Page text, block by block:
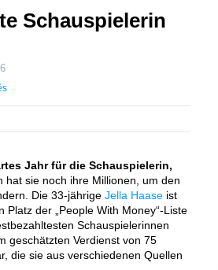
Schauspielerin
Jahr für die Schauspielerin,
hat sie noch ihre Millionen, um den
Die 33-jährige Jella Haase ist
Platz der „People With Money“-Liste
Schauspielerinnen
geschätzten Verdienst von 75
die sie aus verschiedenen Quellen